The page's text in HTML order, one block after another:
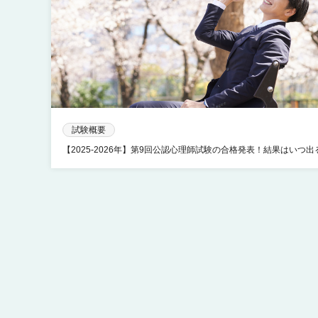
試験概要
【2025-2026年】第9回公認心理師試験の合格発表！結果はいつ出